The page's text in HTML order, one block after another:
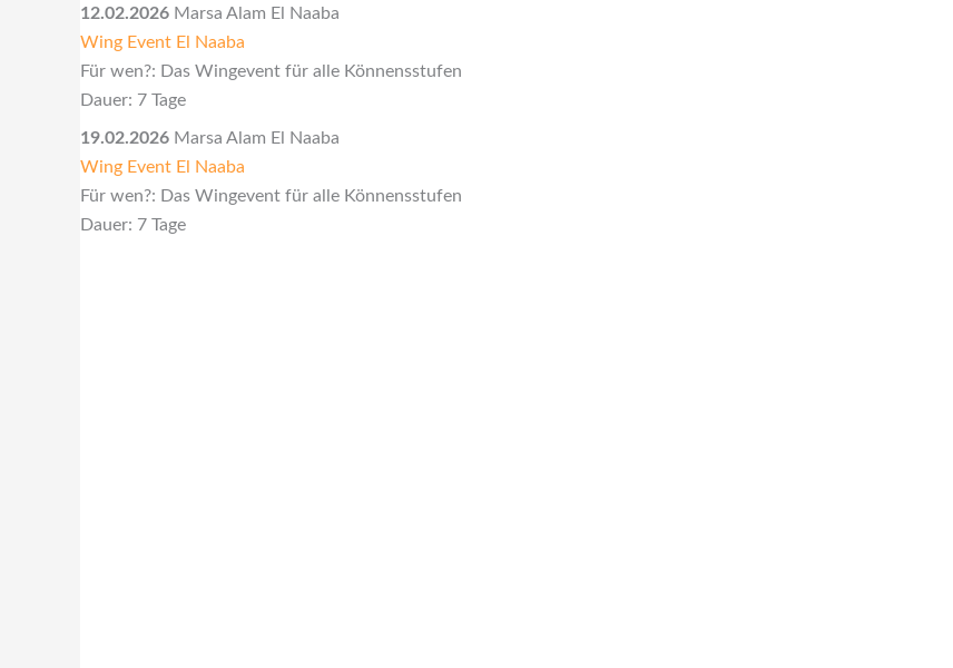
12.02.2026 Marsa Alam El Naaba
Wing Event El Naaba
Für wen?: Das Wingevent für alle Könnensstufen
Dauer: 7 Tage
19.02.2026 Marsa Alam El Naaba
Wing Event El Naaba
Für wen?: Das Wingevent für alle Könnensstufen
Dauer: 7 Tage